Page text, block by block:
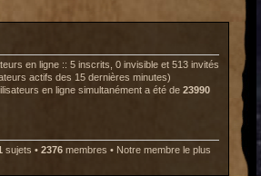
en ligne :: 5 inscrits, 0 invisible et 513 invités
actifs des 15 dernières minutes)
en ligne simultanément a été de 23990
sujets • 2376 membres • Notre membre le plus